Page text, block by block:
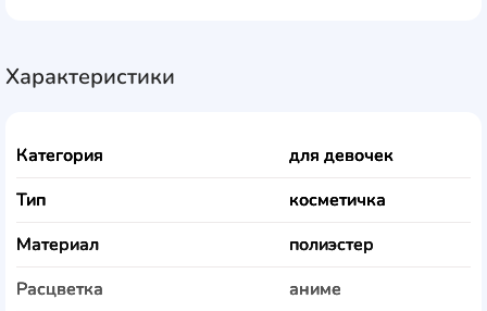
Характеристики
Категория
для девочек
Тип
косметичка
Материал
полиэстер
Расцветка
аниме